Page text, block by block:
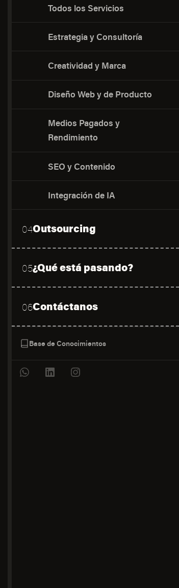
Todos los Servicios
Estrategia y Consultoría
Creatividad y Marca
Diseño Web y de Producto
Medios Pagados y
Rendimiento
SEO y Contenido
Integración de IA
04Outsourcing
05¿Qué está pasando?
06Contáctanos
Base de Conocimientos